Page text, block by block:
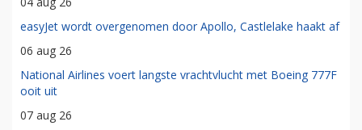
easyJet wordt overgenomen door Apollo, Castlelake haakt af
06 aug 26
National Airlines voert langste vrachtvlucht met Boeing 777F
ooit uit
07 aug 26